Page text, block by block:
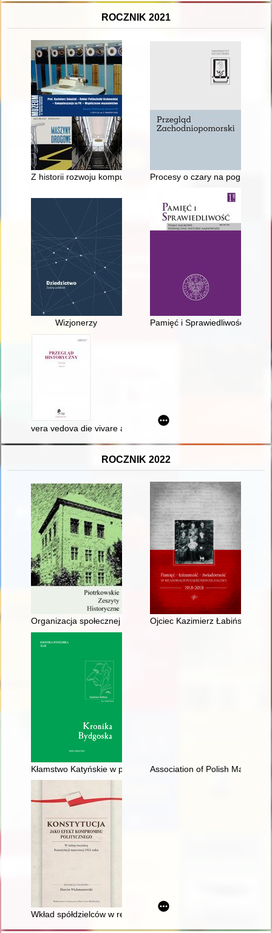
ROCZNIK 2021
Z historii rozwoju komputeryzacji na Politechnice Krakowskiej
Procesy o czary na pograniczu
Wizjonerzy Pamięć i Sprawiedliwość :
vera vedova die vivare a Dio, e morire al mondo” : le
ROCZNIK 2022
Organizacja społecznej pomocy medycznej w Królestwie
Ojciec Kazimierz Łabiński jako
Kłamstwo Katyńskie w prasie województwa pomorskiego
Association of Polish Malta
Wkład spółdzielców w republikański charakter państwa